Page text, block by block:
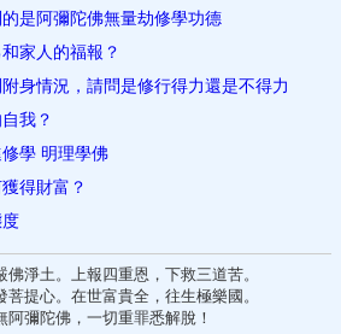
是阿彌陀佛無量劫修學功德
家人的福報？
身情況，請問是修行得力還是不得力
我？
學 明理學佛
得財富？
淨土。上報四重恩，下救三道苦。
提心。在世富貴全，往生極樂國。
阿彌陀佛，一切重罪悉解脫！